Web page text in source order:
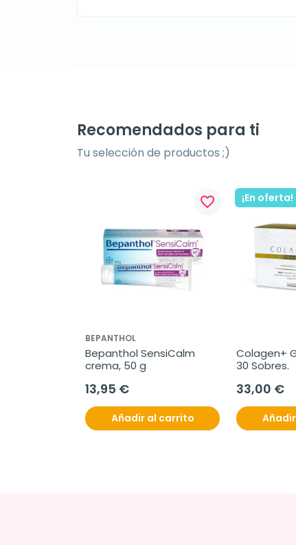
Recomendados para ti
Tu selección de productos ;)
favorite_border
BEPANTHOL
Bepanthol SensiCalm
crema, 50 g
13,95 €
Añadir al carrito
¡En oferta!
Colagen+
30 Sobres.
33,00 €